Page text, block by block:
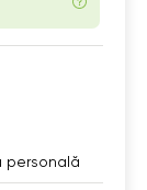
personală